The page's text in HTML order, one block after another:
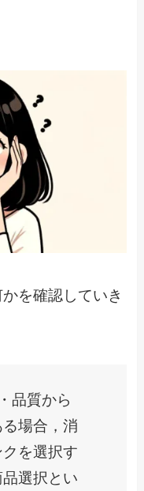
を確認していき
品質から
場合，消
を選択す
選択とい